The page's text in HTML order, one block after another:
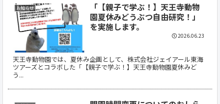
お知らせ
「【親子で学ぶ！】天王寺動物
園夏休みどうぶつ自由研究！」
を実施します。
天王寺動物園では、夏休み企画として、株式会社ジェイアール東海
ツアーズとコラボした「【親子で学ぶ！】天王寺動物園夏休みど
う...
2026.06.23